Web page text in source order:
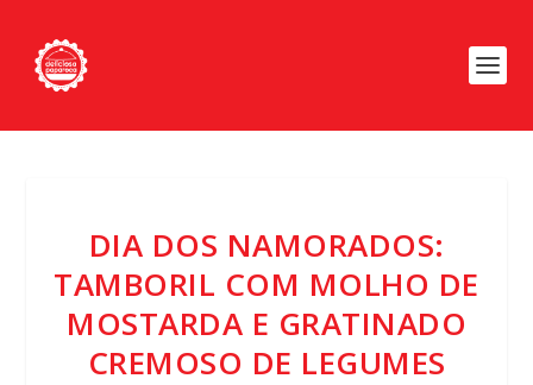
DIA DOS NAMORADOS:
TAMBORIL COM MOLHO DE
MOSTARDA E GRATINADO
CREMOSO DE LEGUMES